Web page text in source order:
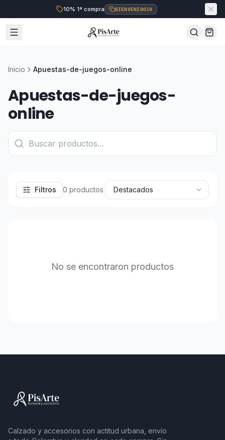
10% 1ª compra BIENVENIDO10
Inicio Apuestas-de-juegos-online
Apuestas-de-juegos-
online
Filtros 0 productos
No se encontraron productos
Calzado y accesorios con actitud urbana, envío